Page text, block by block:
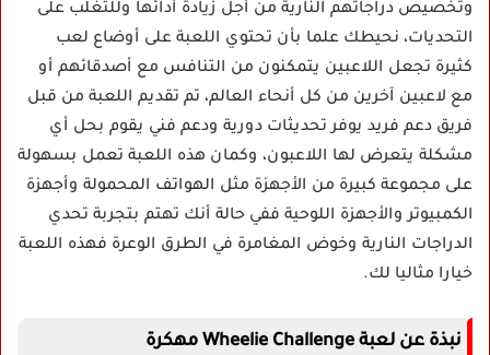
وتخصيص دراجاتهم النارية من أجل زيادة أدائها وللتغلب على
التحديات، نحيطك علما بأن تحتوي اللعبة على أوضاع لعب
كثيرة تجعل اللاعبين يتمكنون من التنافس مع أصدقائهم أو
مع لاعبين آخرين من كل أنحاء العالم، تم تقديم اللعبة من قبل
فريق دعم فريد يوفر تحديثات دورية ودعم فني يقوم بحل أي
مشكلة يتعرض لها اللاعبون، وكمان هذه اللعبة تعمل بسهولة
على مجموعة كبيرة من الأجهزة مثل الهواتف المحمولة وأجهزة
الكمبيوتر والأجهزة اللوحية ففي حالة أنك تهتم بتجربة تحدي
الدراجات النارية وخوض المغامرة في الطرق الوعرة فهذه اللعبة
خيارا مثاليا لك.
نبذة عن لعبة Wheelie Challenge مهكرة